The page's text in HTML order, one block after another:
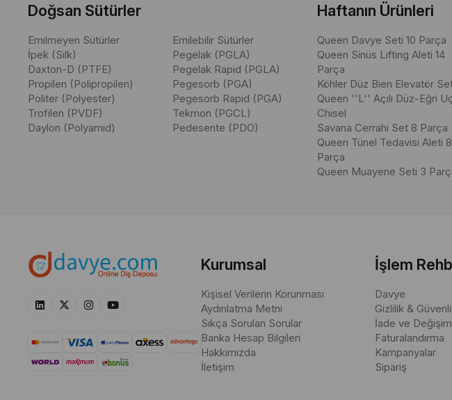
Kullanıcılar, bu kategoriyle ilgili olarak "Cerrahi tas", "Dental cerrahi tas", "Sterilizasyon tası",
ve kullanım detayları hakkında bilgi arayan profesyonellerin ihtiyaçlarını yansıtır. Ayrıca
Doğsan Sütürler
Emilmeyen Sütürler
İpek (Silk)
Daxton-D (PTFE)
Propilen (Polipropilen)
Politer (Polyester)
Trofilen (PVDF)
Daylon (Polyamid)
Emilebilir Sütürler
Pegelak (PGLA)
Pegelak Rapid (PGLA)
Pegesorb (PGA)
Pegesorb Rapid (PGA)
Tekmon (PGCL)
Pedesente (PDO)
Haftanın Ürünleri
Queen Davye Seti 10 Parça
Queen Sinüs Lifting Aleti 14
Parça
Köhler Düz Bien Elevatör
Queen ''L'' Açılı Düz-Eğri
Chisel
Savana Cerrahi Set 8 Parça
Queen Tünel Tedavisi Aleti 8
Parça
Queen Muayene Seti 3
Kurumsal
Kişisel Verilerin Korunması
Aydınlatma Metni
Sıkça Sorulan Sorular
Banka Hesap Bilgileri
Hakkımızda
İletişim
İşlem
Davye
Gizlilik &
İade ve Değişim
Faturalandırma
Kampanyalar
Sipariş